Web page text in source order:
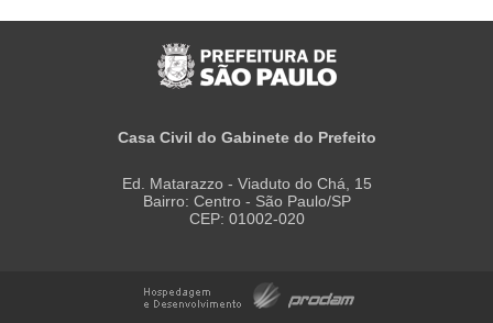
Casa Civil do Gabinete do Prefeito
Ed. Matarazzo - Viaduto do Chá, 15
Bairro: Centro - São Paulo/SP
CEP: 01002-020